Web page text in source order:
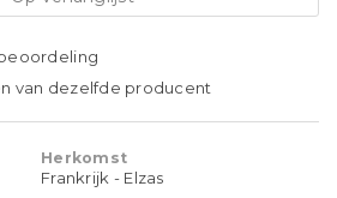
van dezelfde producent
Herkomst
Frankrijk - Elzas